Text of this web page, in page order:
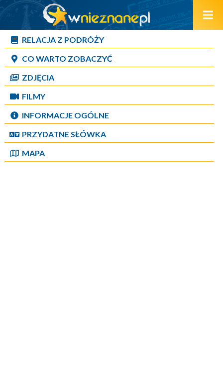
RELACJA Z PODRÓŻY
CO WARTO ZOBACZYĆ
ZDJĘCIA
FILMY
INFORMACJE OGÓLNE
PRZYDATNE SŁÓWKA
MAPA